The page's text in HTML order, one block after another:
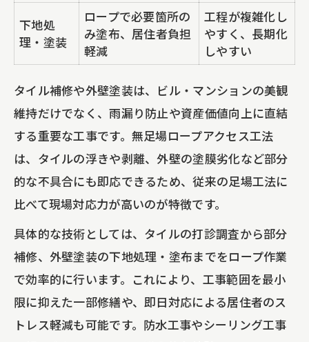
下地処
理・塗装
ロープで必要箇所の
み塗布、居住者負担
軽減
工程が複雑化し
やすく、長期化
しやすい
タイル補修や外壁塗装は、ビル・マンションの美観
維持だけでなく、雨漏り防止や資産価値向上に直結
する重要な工事です。無足場ロープアクセス工法
は、タイルの浮きや剥離、外壁の塗膜劣化など部分
的な不具合にも即応できるため、従来の足場工法に
比べて現場対応力が高いのが特徴です。
具体的な技術としては、タイルの打診調査から部分
補修、外壁塗装の下地処理・塗布までをロープ作業
で効率的に行います。これにより、工事範囲を最小
限に抑えた一部修繕や、即日対応による居住者のス
トレス軽減も可能です。防水工事やシーリング工事